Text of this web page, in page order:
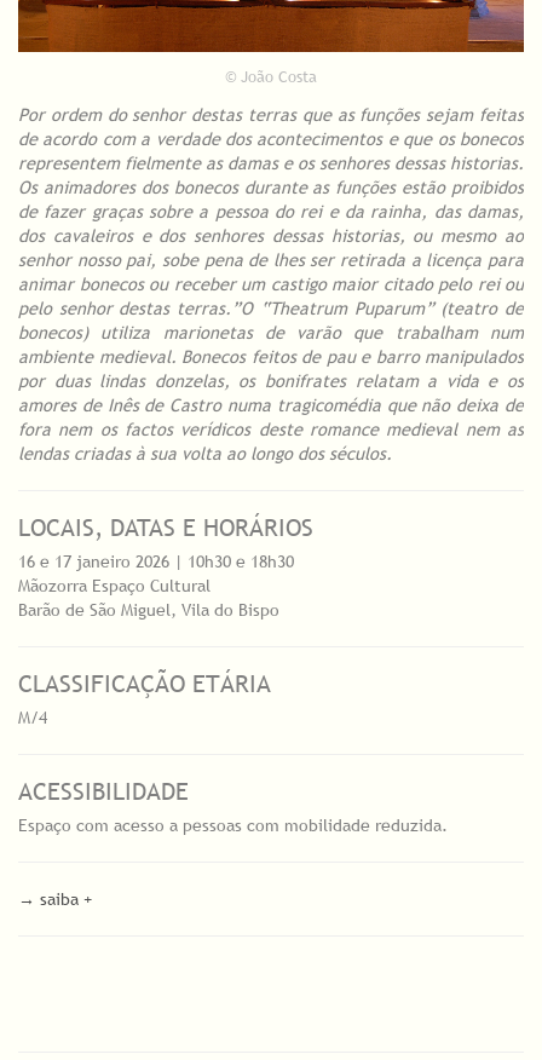
© João Costa
Por ordem do senhor destas terras que as funções sejam feitas
de acordo com a verdade dos acontecimentos e que os bonecos
representem fielmente as damas e os senhores dessas historias.
Os animadores dos bonecos durante as funções estão proibidos
de fazer graças sobre a pessoa do rei e da rainha, das damas,
dos cavaleiros e dos senhores dessas historias, ou mesmo ao
senhor nosso pai, sobe pena de lhes ser retirada a licença para
animar bonecos ou receber um castigo maior citado pelo rei ou
pelo senhor destas terras.”O “Theatrum Puparum” (teatro de
bonecos) utiliza marionetas de varão que trabalham num
ambiente medieval. Bonecos feitos de pau e barro manipulados
por duas lindas donzelas, os bonifrates relatam a vida e os
amores de Inês de Castro numa tragicomédia que não deixa de
fora nem os factos verídicos deste romance medieval nem as
lendas criadas à sua volta ao longo dos séculos.
LOCAIS, DATAS E HORÁRIOS
16 e 17 janeiro 2026 | 10h30 e 18h30
Mãozorra Espaço Cultural
Barão de São Miguel, Vila do Bispo
CLASSIFICAÇÃO ETÁRIA
M/4
ACESSIBILIDADE
Espaço com acesso a pessoas com mobilidade reduzida.
→ saiba +